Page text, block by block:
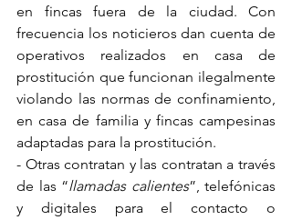
en fincas fuera de la ciudad. Con
frecuencia los noticieros dan cuenta de
operativos realizados en casa de
prostitución que funcionan ilegalmente
violando las normas de confinamiento,
en casa de familia y fincas campesinas
adaptadas para la prostitución.
- Otras contratan y las contratan a través
de las “llamadas calientes”, telefónicas
y digitales para el contacto o